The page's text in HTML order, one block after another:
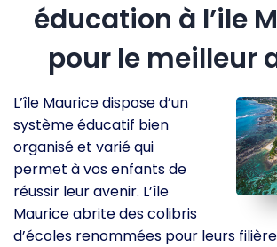
éducation à l’ile
pour le meilleur
L’île Maurice dispose d’un
système éducatif bien
organisé et varié qui
permet à vos enfants de
réussir leur avenir. L’île
Maurice abrite des colibris
d’écoles renommées pour leurs